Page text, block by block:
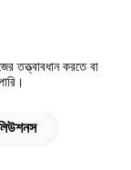
তত্ত্বাবধান করতে বা